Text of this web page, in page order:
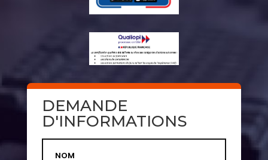
DEMANDE
D'INFORMATIONS